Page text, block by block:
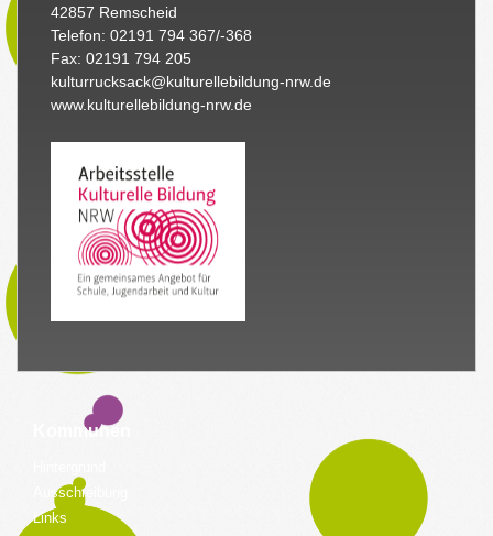
42857 Remscheid
Telefon: 02191 794 367/-368
Fax: 02191 794 205
kulturrucksack@kulturellebildung-nrw.de
www.kulturellebildung-nrw.de
Kommunen
Ausschreibung
Links